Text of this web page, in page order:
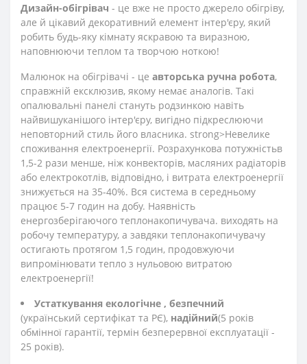
Дизайн-обігрівач - це вже не просто джерело обігріву,
але й цікавий декоративний елемент інтер'єру, який
робить будь-яку кімнату яскравою та виразною,
наповнюючи теплом та творчою ноткою!
Малюнок на обігрівачі - це авторська ручна робота,
справжній ексклюзив, якому немає аналогів. Такі
опалювальні панелі стануть родзинкою навіть
найвишуканішого інтер'єру, вигідно підкреслюючи
неповторний стиль його власника. strong>Невелике
споживання електроенергії. Розрахункова потужністьв
1,5-2 рази менше, ніж конвекторів, масляних радіаторів
або електрокотлів, відповідно, і витрата електроенергії
знижується на 35-40%. Вся система в середньому
працює 5-7 годин на добу. Наявність
енергозберігаючого теплонакопичувача. виходять на
робочу температуру, а завдяки теплонакопичувачу
остигають протягом 1,5 годин, продовжуючи
випромінювати тепло з нульовою витратою
електроенергії!
Устаткування екологічне , безпечний
(український сертифікат та РЄ), надійний(5 років
обмінної гарантії, термін безперервної експлуатації -
25 років).